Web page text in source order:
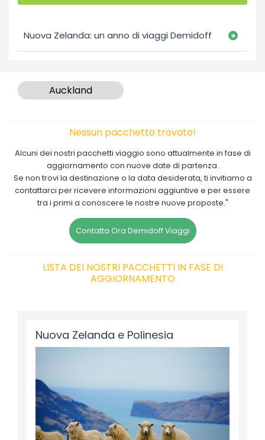
Nuova Zelanda: un anno di viaggi Demidoff
Auckland
Nessun pacchetto trovato!
Alcuni dei nostri pacchetti viaggio sono attualmente in fase di
aggiornamento con nuove date di partenza.
Se non trovi la destinazione o la data desiderata, ti invitiamo a
contattarci per ricevere informazioni aggiuntive e per essere
tra i primi a conoscere le nostre nuove proposte."
Contatta Ora Demidoff Viaggi
LISTA DEI NOSTRI PACCHETTI IN FASE DI
AGGIORNAMENTO
Nuova Zelanda e Polinesia